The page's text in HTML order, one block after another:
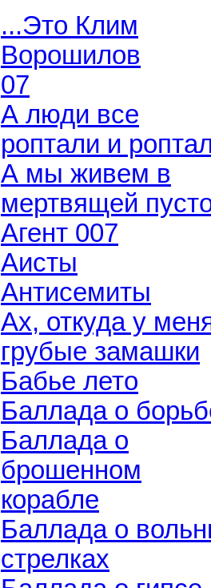
...Это Клим
Ворошилов
07
А люди все
роптали и
А мы живем в
мертвящей
Агент 007
Аисты
Антисемиты
Ах, откуда у
грубые замашки
Бабье лето
Баллада о
Баллада о
брошенном
корабле
Баллада о
стрелках